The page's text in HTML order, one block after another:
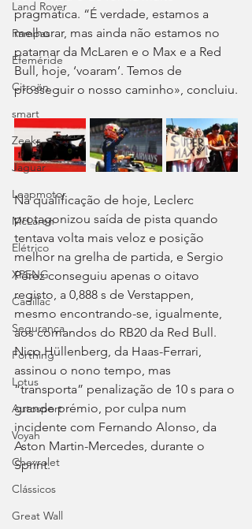
Land Rover
Rampas
Efeméride
Citroën
smart
Zeekr
Jaguar
Leapmotor
McLaren
Elétrico
XPENG
Cadillac
Segurança
Forthing
Lotus
Autosport
Voyah
Chevrolet
Clássicos
Great Wall
pragmática. “É verdade, estamos a
melhorar, mas ainda não estamos no
patamar da McLaren e o Max e a Red
Bull, hoje, ‘voaram’. Temos de
prosseguir o nosso caminho», concluiu.
Na qualificação de hoje, Leclerc
protagonizou saída de pista quando
tentava volta mais veloz e posição
melhor na grelha de partida, e Sergio
Pérez conseguiu apenas o oitavo
registo, a 0,888 s de Verstappen,
mesmo encontrando-se, igualmente,
aos comandos do RB20 da Red Bull.
Nico Hüllenberg, da Haas-Ferrari,
assinou o nono tempo, mas
“transporta” penalização de 10 s para o
grande prémio, por culpa num
incidente com Fernando Alonso, da
Aston Martin-Mercedes, durante o
Sprint.